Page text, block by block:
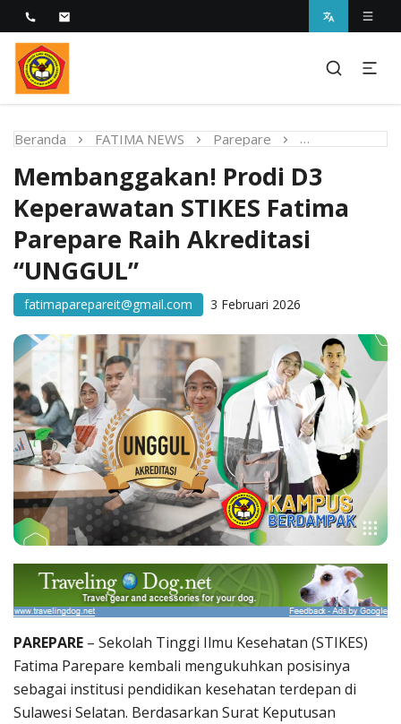
STIKES Fatima Parepare
Melayani dengan Kebijaksanaan Kasih
Beranda FATIMA NEWS Parepare
Membanggakan! Prodi D3
Keperawatan STIKES Fatima
Parepare Raih Akreditasi
“UNGGUL”
fatimaparepareit@gmail.com 3 Februari 2026
PAREPARE – Sekolah Tinggi Ilmu Kesehatan (STIKES)
Fatima Parepare kembali mengukuhkan posisinya
sebagai institusi pendidikan kesehatan terdepan di
Sulawesi Selatan. Berdasarkan Surat Keputusan